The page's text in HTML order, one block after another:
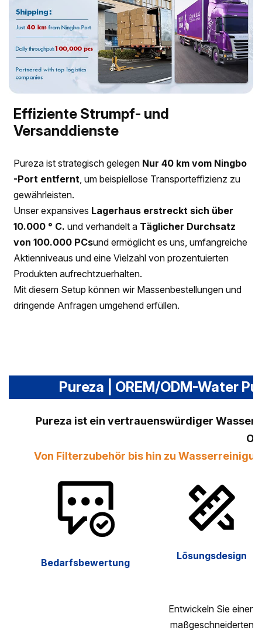
Effiziente Strumpf- und
Versanddienste
Pureza ist strategisch gelegen Nur 40 km vom Ningbo
-Port entfernt, um beispiellose Transporteffizienz zu
gewährleisten.
Unser expansives Lagerhaus erstreckt sich über
10.000 ° C. und verhandelt a Täglicher Durchsatz
von 100.000 PCsund ermöglicht es uns, umfangreiche
Aktienniveaus und eine Vielzahl von prozentuierten
Produkten aufrechtzuerhalten.
Mit diesem Setup können wir Massenbestellungen und
dringende Anfragen umgehend erfüllen.
Pureza | OREM/ODM-Water
Pureza ist ein vertrauenswürdiger
Von Filterzubehör bis hin zu
Bedarfsbewertung
Lösungsdesign
Entwickeln Sie einen
maßgeschneiderten